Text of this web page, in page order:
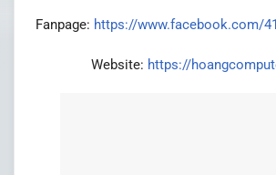
Fanpage: https://www.facebook.com/
Website: https://